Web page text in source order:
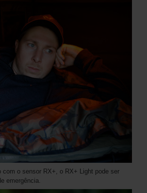
com o sensor RX+, o RX+ Light pode ser
emergência.